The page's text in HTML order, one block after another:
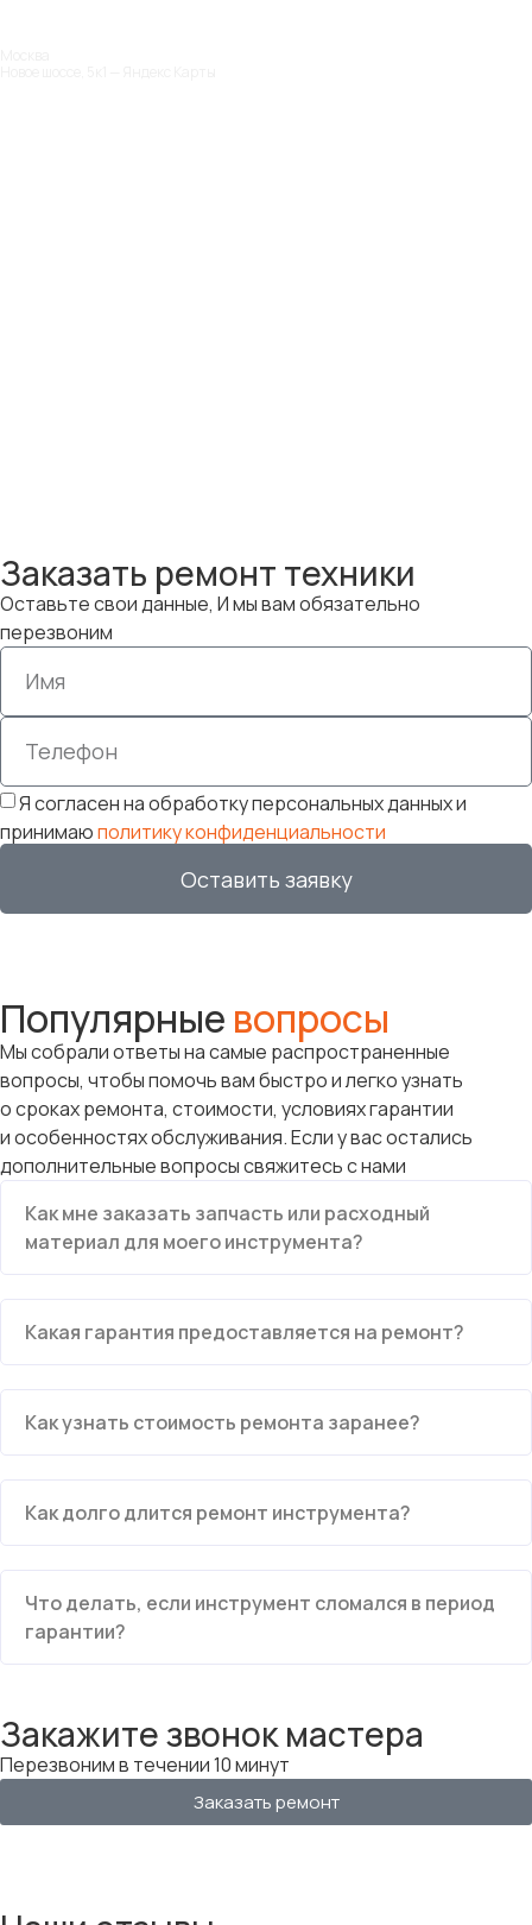
Заказать ремонт техники
Оставьте свои данные, И мы вам обязательно
перезвоним
Я согласен на обработку персональных данных и
принимаюполитику конфиденциальности
Оставить заявку
Популярные вопросы
Мы собрали ответы на самые распространенные
вопросы, чтобы помочь вам быстро и легко узнать
о сроках ремонта, стоимости, условиях гарантии
и особенностях обслуживания. Если у вас остались
дополнительные вопросы свяжитесь с нами
Как мне заказать запчасть или расходный
материал для моего инструмента?
Какая гарантия предоставляется на ремонт?
Как узнать стоимость ремонта заранее?
Как долго длится ремонт инструмента?
Что делать, если инструмент сломался в период
гарантии?
Закажите звонок мастера
Перезвоним в течении 10 минут
Заказать ремонт